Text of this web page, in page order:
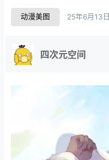
动漫美图 25年6月13日
四次元空间